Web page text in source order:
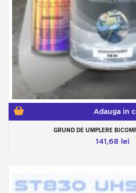
Adauga in
GRUND DE UMPLERE
141,68 lei